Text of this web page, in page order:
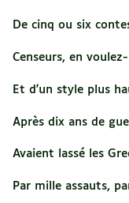
De cinq ou six
Censeurs, en
Et d'un style plus
Après dix ans de
Avaient lassé les
Par mille assauts,